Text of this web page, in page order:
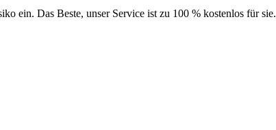
ein. Das Beste, unser Service ist zu 100 % kostenlos für sie.